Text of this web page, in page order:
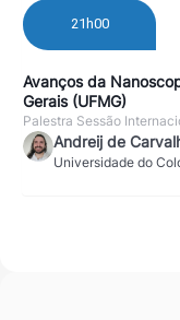
Avanços da
Gerais (UFMG)
Palestra Sessão
Andreij de
Universidade do
21h00